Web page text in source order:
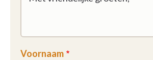
Voornaam